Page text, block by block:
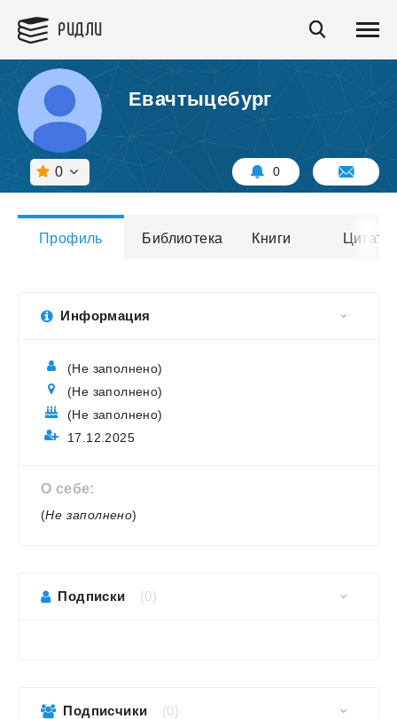
РИДЛИ
Евачтыцебург
0 0
Профиль Библиотека Книги Цитаты
Информация
(Не заполнено)
(Не заполнено)
(Не заполнено)
17.12.2025
О себе:
(Не заполнено)
Подписки (0)
Подписчики (0)